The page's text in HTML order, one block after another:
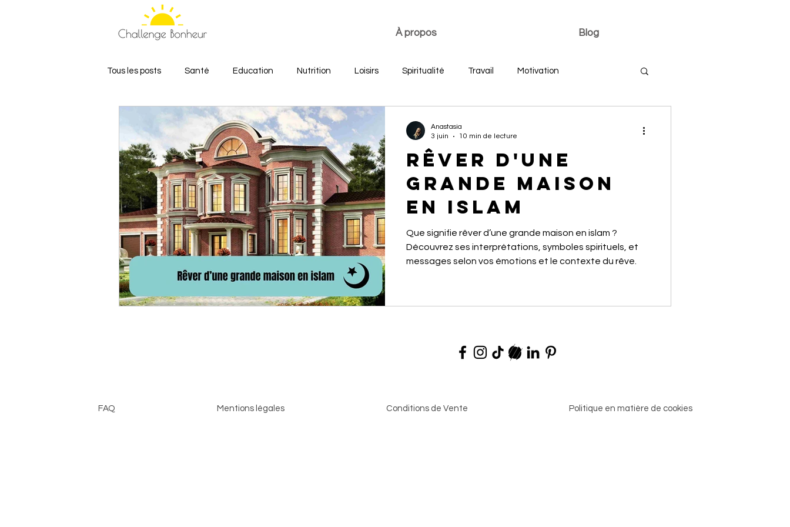
À propos Blog
Tous les posts Santé Education Nutrition Loisirs Spiritualité Travail Motivation
Relations et Amour Bien-être Développement personnel
RêVER D'UNE
GRANDE MAISON
EN ISLAM
Que signifie rêver d’une grande maison en islam ?
Découvrez ses interprétations, symboles spirituels, et
messages selon vos émotions et le contexte du rêve.
Anastasia
3 juin
10 min de lecture
FAQ Mentions légales Conditions de Vente Politique en matière de cookies